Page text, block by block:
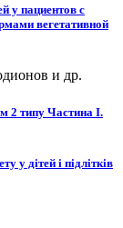
у пациентов с
вегетативной
и др.
2 типу Частина І.
у дітей і підлітків